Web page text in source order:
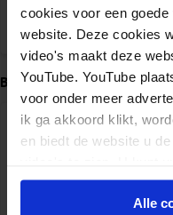
cookies voor een
website. Deze cookies
video's maakt deze
YouTube. YouTube
voor onder meer
ik ga akkoord klikt,
en biedt de website u
intrekken.
Alle
Bericht *